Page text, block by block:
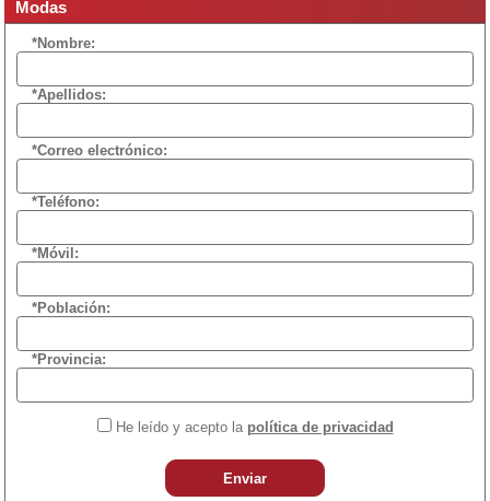
Modas
*Nombre:
*Apellidos:
*Correo electrónico:
*Teléfono:
*Móvil:
*Población:
*Provincia:
He leído y acepto la política de privacidad
Enviar